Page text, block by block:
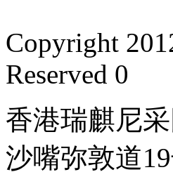
Copyright
Reserved 0
香港瑞麒尼
沙嘴弥敦道